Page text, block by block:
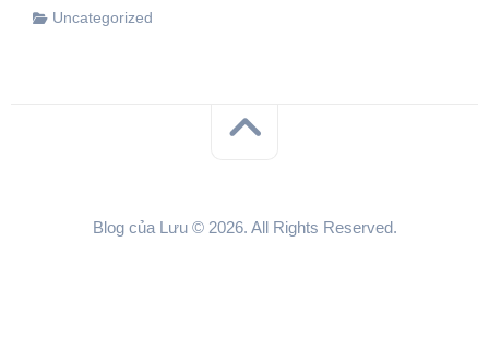
Uncategorized
Blog của Lưu © 2026. All Rights Reserved.